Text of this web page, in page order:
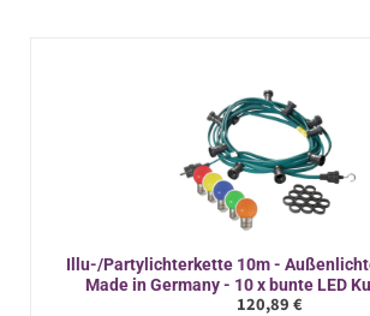
Illu-/Partylichterkette 10m -
Made in Germany - 10 x bunte LED
Regulärer Preis:
120,89 €